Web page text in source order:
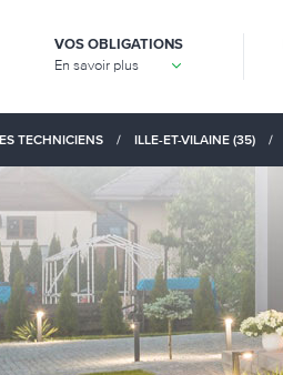
VOS OBLIGATIONS
En savoir plus
TECHNICIENS / ILLE-ET-VILAINE (35) /